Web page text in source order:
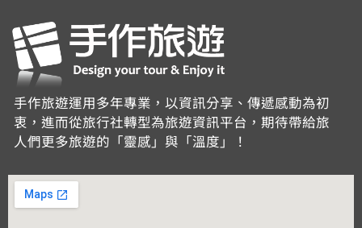
手作旅遊運用多年專業，以資訊分享、傳遞感動為初
衷，進而從旅行社轉型為旅遊資訊平台，期待帶給旅
人們更多旅遊的「靈感」與「溫度」！